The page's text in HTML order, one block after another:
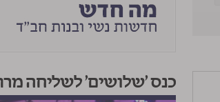
כנס 'שלושים' לשליחה